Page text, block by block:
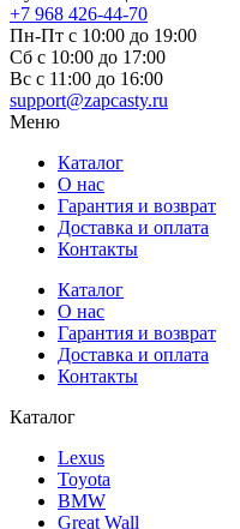
+7 968 426-44-70
Пн-Пт с 10:00 до 19:00
Сб с 10:00 до 17:00
Вс c 11:00 до 16:00
support@zapcasty.ru
Меню
Каталог
О нас
Гарантия и возврат
Доставка и оплата
Контакты
Каталог
О нас
Гарантия и возврат
Доставка и оплата
Контакты
Каталог
Lexus
Toyota
BMW
Great Wall